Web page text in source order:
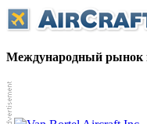
Международный рынок